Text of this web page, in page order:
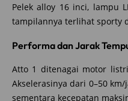
Pelek alloy 16 inci, lampu
tampilannya terlihat sporty
Performa dan Jarak
Atto 1 ditenagai motor
Akselerasinya dari 0–50
sementara kecepatan